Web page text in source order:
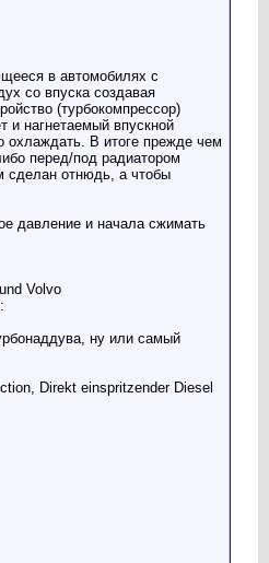
в автомобилях с
со впуска создавая
(турбокомпрессор)
и нагнетаемый впускной
охлаждать. В итоге прежде чем
перед/под радиатором
сделан отнюдь, а чтобы
давление и начала сжимать
Volvo
ну или самый
Direkt einspritzender Diesel